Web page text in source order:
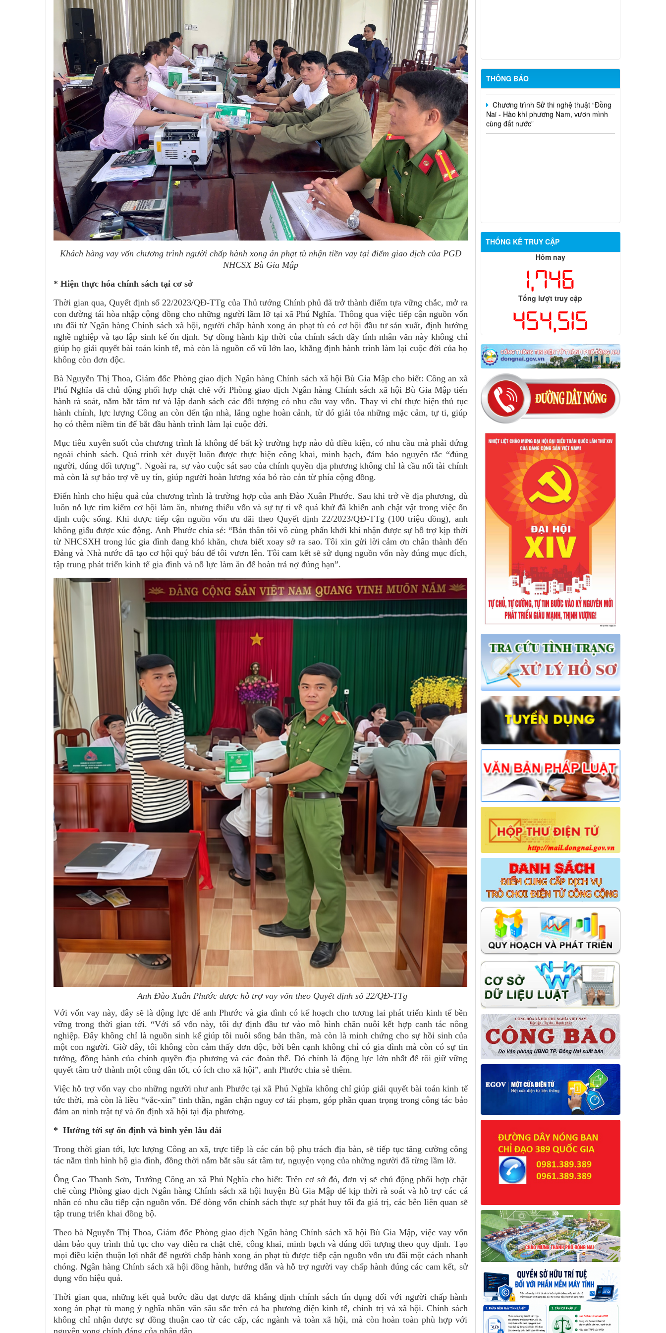
Khách hàng vay vốn chương trình người chấp hành xong án phạt tù nhận tiền vay tại điểm giao dịch của PGD
NHCSX Bù Gia Mập
* Hiện thực hóa chính sách tại cơ sở
Thời gian qua, Quyết định số 22/2023/QĐ-TTg của Thủ tướng Chính phủ đã trở thành điểm tựa vững chắc, mở ra
con đường tái hòa nhập cộng đồng cho những người lầm lỡ tại xã Phú Nghĩa. Thông qua việc tiếp cận nguồn vốn
ưu đãi từ Ngân hàng Chính sách xã hội, người chấp hành xong án phạt tù có cơ hội đầu tư sản xuất, định hướng
nghề nghiệp và tạo lập sinh kế ổn định. Sự đồng hành kịp thời của chính sách đầy tính nhân văn này không chỉ
giúp họ giải quyết bài toán kinh tế, mà còn là nguồn cổ vũ lớn lao, khẳng định hành trình làm lại cuộc đời của họ
không còn đơn độc.
Bà Nguyễn Thị Thoa, Giám đốc Phòng giao dịch Ngân hàng Chính sách xã hội Bù Gia Mập cho biết: Công an xã
Phú Nghĩa đã chủ động phối hợp chặt chẽ với Phòng giao dịch Ngân hàng Chính sách xã hội Bù Gia Mập tiến
hành rà soát, nắm bắt tâm tư và lập danh sách các đối tượng có nhu cầu vay vốn. Thay vì chỉ thực hiện thủ tục
hành chính, lực lượng Công an còn đến tận nhà, lắng nghe hoàn cảnh, từ đó giải tỏa những mặc cảm, tự ti, giúp
họ có thêm niềm tin để bắt đầu hành trình làm lại cuộc đời.
Mục tiêu xuyên suốt của chương trình là không để bất kỳ trường hợp nào đủ điều kiện, có nhu cầu mà phải đứng
ngoài chính sách. Quá trình xét duyệt luôn được thực hiện công khai, minh bạch, đảm bảo nguyên tắc “đúng
người, đúng đối tượng”. Ngoài ra, sự vào cuộc sát sao của chính quyền địa phương không chỉ là cầu nối tài chính
mà còn là sự bảo trợ về uy tín, giúp người hoàn lương xóa bỏ rào cản từ phía cộng đồng.
Điển hình cho hiệu quả của chương trình là trường hợp của anh Đào Xuân Phước. Sau khi trở về địa phương, dù
luôn nỗ lực tìm kiếm cơ hội làm ăn, nhưng thiếu vốn và sự tự ti về quá khứ đã khiến anh chật vật trong việc ổn
định cuộc sống. Khi được tiếp cận nguồn vốn ưu đãi theo Quyết định 22/2023/QĐ-TTg (100 triệu đồng), anh
không giấu được xúc động. Anh Phước chia sẻ: “Bản thân tôi vô cùng phấn khởi khi nhận được sự hỗ trợ kịp thời
từ NHCSXH trong lúc gia đình đang khó khăn, chưa biết xoay sở ra sao. Tôi xin gửi lời cảm ơn chân thành đến
Đảng và Nhà nước đã tạo cơ hội quý báu để tôi vươn lên. Tôi cam kết sẽ sử dụng nguồn vốn này đúng mục đích,
tập trung phát triển kinh tế gia đình và nỗ lực làm ăn để hoàn trả nợ đúng hạn”.
Anh Đào Xuân Phước được hỗ trợ vay vốn theo Quyết định số 22/QĐ-TTg
Với vốn vay này, đây sẽ là động lực để anh Phước và gia đình có kế hoạch cho tương lai phát triển kinh tế bền
vững trong thời gian tới. “Với số vốn này, tôi dự định đầu tư vào mô hình chăn nuôi kết hợp canh tác nông
nghiệp. Đây không chỉ là nguồn sinh kế giúp tôi nuôi sống bản thân, mà còn là minh chứng cho sự hồi sinh của
một con người. Giờ đây, tôi không còn cảm thấy đơn độc, bởi bên cạnh không chỉ có gia đình mà còn có sự tin
tưởng, đồng hành của chính quyền địa phương và các đoàn thể. Đó chính là động lực lớn nhất để tôi giữ vững
quyết tâm trở thành một công dân tốt, có ích cho xã hội”, anh Phước chia sẻ thêm.
Việc hỗ trợ vốn vay cho những người như anh Phước tại xã Phú Nghĩa không chỉ giúp giải quyết bài toán kinh tế
tức thời, mà còn là liều “vắc-xin” tinh thần, ngăn chặn nguy cơ tái phạm, góp phần quan trọng trong công tác bảo
đảm an ninh trật tự và ổn định xã hội tại địa phương.
* Hướng tới sự ổn định và bình yên lâu dài
Trong thời gian tới, lực lượng Công an xã, trực tiếp là các cán bộ phụ trách địa bàn, sẽ tiếp tục tăng cường công
tác nắm tình hình hộ gia đình, đồng thời nắm bắt sâu sát tâm tư, nguyện vọng của những người đã từng lầm lỡ.
Ông Cao Thanh Sơn, Trưởng Công an xã Phú Nghĩa cho biết: Trên cơ sở đó, đơn vị sẽ chủ động phối hợp chặt
chẽ cùng Phòng giao dịch Ngân hàng Chính sách xã hội huyện Bù Gia Mập để kịp thời rà soát và hỗ trợ các cá
nhân có nhu cầu tiếp cận nguồn vốn. Để dòng vốn chính sách thực sự phát huy tối đa giá trị, các bên liên quan sẽ
tập trung triển khai đồng bộ.
Theo bà Nguyễn Thị Thoa, Giám đốc Phòng giao dịch Ngân hàng Chính sách xã hội Bù Gia Mập, việc vay vốn
đảm bảo quy trình thủ tục cho vay diễn ra chặt chẽ, công khai, minh bạch và đúng đối tượng theo quy định. Tạo
mọi điều kiện thuận lợi nhất để người chấp hành xong án phạt tù được tiếp cận nguồn vốn ưu đãi một cách nhanh
chóng. Ngân hàng Chính sách xã hội đồng hành, hướng dẫn và hỗ trợ người vay chấp hành đúng các cam kết, sử
dụng vốn hiệu quả.
Thời gian qua, những kết quả bước đầu đạt được đã khẳng định chính sách tín dụng đối với người chấp hành
xong án phạt tù mang ý nghĩa nhân văn sâu sắc trên cả ba phương diện kinh tế, chính trị và xã hội. Chính sách
không chỉ nhận được sự đồng thuận cao từ các cấp, các ngành và toàn xã hội, mà còn hoàn toàn phù hợp với
THÔNG BÁO
Chương trình Sử thi nghệ thuật “Đồng
Nai - Hào khí phương Nam, vươn mình
cùng đất nước”
THỐNG KÊ TRUY CẬP
Hôm nay
1,746
Tổng lượt truy cập
454,515